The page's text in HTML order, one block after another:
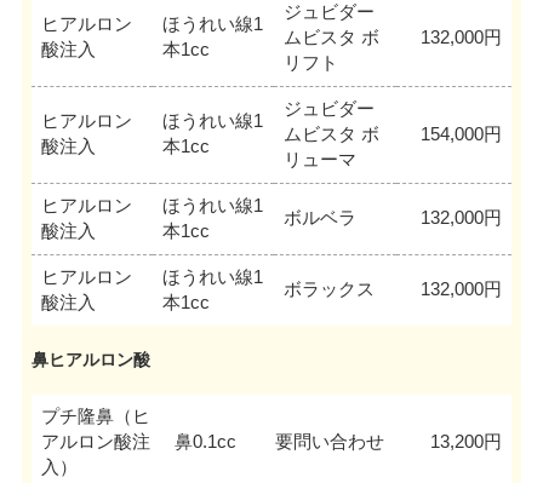
ヒアルロン
酸注入
ほうれい線1
本1cc
ジュビダー
ムビスタ ボ
リフト
132,000円
ヒアルロン
酸注入
ほうれい線1
本1cc
ジュビダー
ムビスタ ボ
リューマ
154,000円
ヒアルロン
酸注入
ほうれい線1
本1cc
ボルベラ 132,000円
ヒアルロン
酸注入
ほうれい線1
本1cc
ボラックス 132,000円
鼻ヒアルロン酸
プチ隆鼻（ヒ
アルロン酸注
入）
鼻0.1cc 要問い合わせ 13,200円